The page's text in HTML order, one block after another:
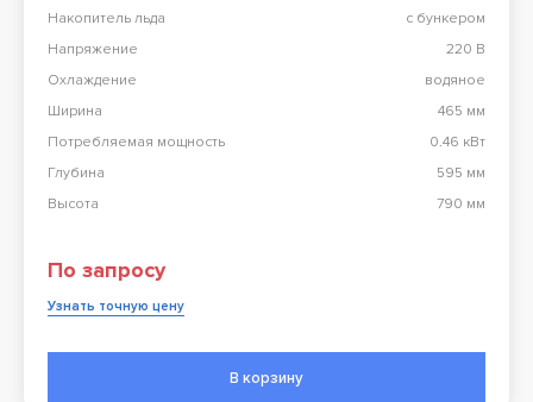
Накопитель льда
с бункером
Напряжение
220 В
Охлаждение
водяное
Ширина
465 мм
Потребляемая мощность
0.46 кВт
Глубина
595 мм
Высота
790 мм
По запросу
Узнать точную цену
В корзину